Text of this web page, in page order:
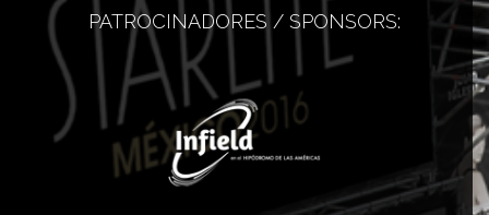
PATROCINADORES / SPONSORS: